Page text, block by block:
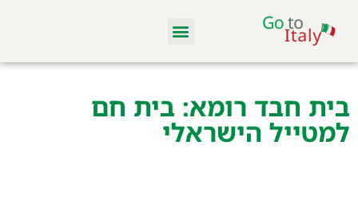
בית חבד רומא: בית חם
למטייל הישראלי